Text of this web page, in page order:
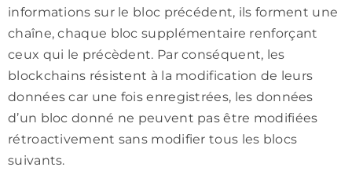
informations sur le bloc précédent, ils forment une
chaîne, chaque bloc supplémentaire renforçant
ceux qui le précèdent. Par conséquent, les
blockchains résistent à la modification de leurs
données car une fois enregistrées, les données
d’un bloc donné ne peuvent pas être modifiées
rétroactivement sans modifier tous les blocs
suivants.